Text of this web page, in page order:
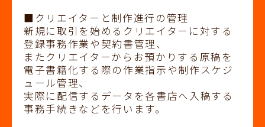
■クリエイターと制作進行の管理
新規に取引を始めるクリエイターに対する
登録事務作業や契約書管理、
またクリエイターからお預かりする原稿を
電子書籍化する際の作業指示や制作スケジ
ュール管理、
実際に配信するデータを各書店へ入稿する
事務手続きなどを行います。